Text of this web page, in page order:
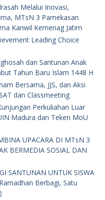
Melalui Inovasi,
MTsN 3 Pamekasan
Kanwil Kemenag Jatim
Leading Choice
dan Santunan Anak
Tahun Baru Islam 1448 H
Bersama, JJS, dan Aksi
dan Classmeeting
Perkuliahan Luar
Madura dan Teken MoU
UPACARA DI MTsN 3
BERMEDIA SOSIAL DAN
SANTUNAN UNTUK SISWA
Berbagi, Satu